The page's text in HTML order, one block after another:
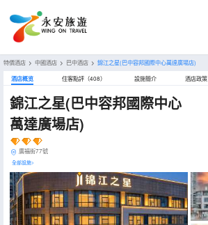
特價酒店 > 中國酒店 > 巴中酒店 > 錦江之星(巴中容邦國際中心萬達廣場店)
酒店概览 住客點評（408） 設施簡介 酒店政策
錦江之星(巴中容邦國際中心
萬達廣場店)
廣福街77號
全部設施>